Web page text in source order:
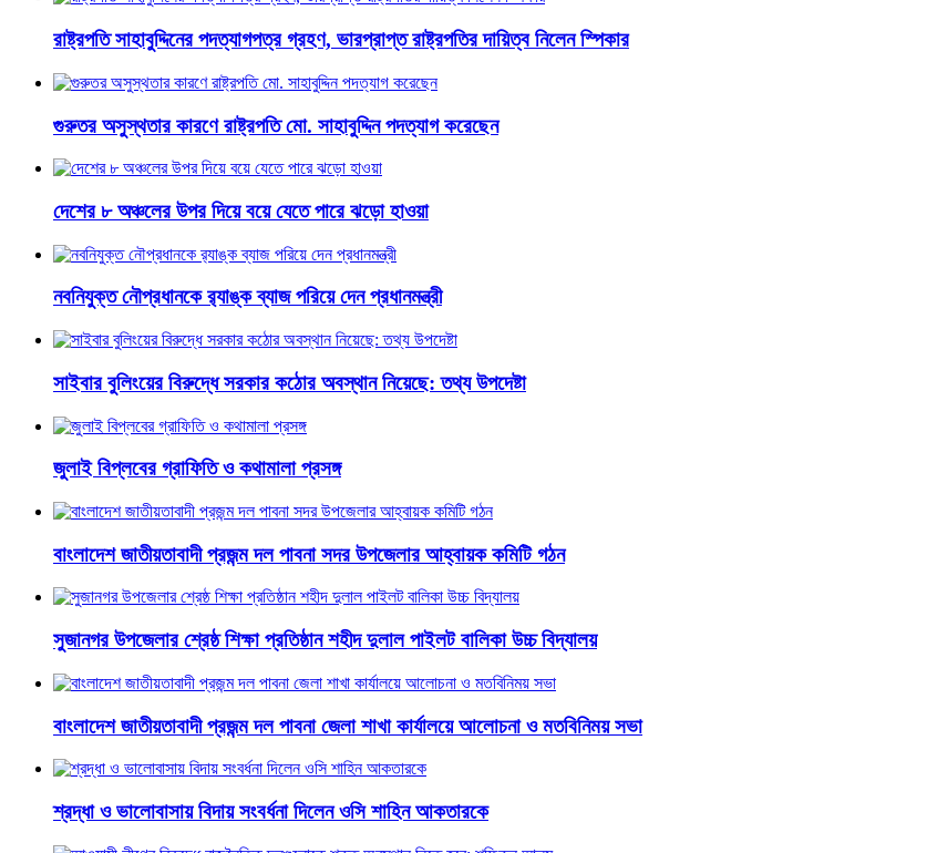
রাষ্ট্রপতি সাহাবুদ্দিনের পদত্যাগপত্র গ্রহণ, ভারপ্রাপ্ত রাষ্ট্রপতির দায়িত্ব নিলেন স্পিকার
গুরুতর অসুস্থতার কারণে রাষ্ট্রপতি মো. সাহাবুদ্দিন পদত্যাগ করেছেন
দেশের ৮ অঞ্চলের উপর দিয়ে বয়ে যেতে পারে ঝড়ো হাওয়া
নবনিযুক্ত নৌপ্রধানকে র‌্যাঙ্ক ব্যাজ পরিয়ে দেন প্রধানমন্ত্রী
সাইবার বুলিংয়ের বিরুদ্ধে সরকার কঠোর অবস্থান নিয়েছে: তথ্য উপদেষ্টা
জুলাই বিপ্লবের গ্রাফিতি ও কথামালা প্রসঙ্গ
বাংলাদেশ জাতীয়তাবাদী প্রজন্ম দল পাবনা সদর উপজেলার আহ্বায়ক কমিটি গঠন
সুজানগর উপজেলার শ্রেষ্ঠ শিক্ষা প্রতিষ্ঠান শহীদ দুলাল পাইলট বালিকা উচ্চ বিদ্যালয়
বাংলাদেশ জাতীয়তাবাদী প্রজন্ম দল পাবনা জেলা শাখা কার্যালয়ে আলোচনা ও মতবিনিময় সভা
শ্রদ্ধা ও ভালোবাসায় বিদায় সংবর্ধনা দিলেন ওসি শাহিন আকতারকে